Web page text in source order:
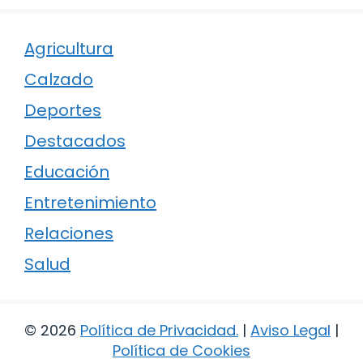
Agricultura
Calzado
Deportes
Destacados
Educación
Entretenimiento
Relaciones
Salud
© 2026 Política de Privacidad. | Aviso Legal |
Política de Cookies